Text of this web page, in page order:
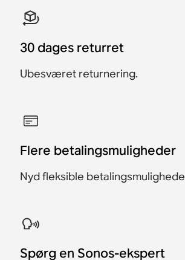
30 dages returret
Ubesværet returnering.
Flere betalingsmuligheder
Nyd fleksible
Spørg en Sonos-ekspert